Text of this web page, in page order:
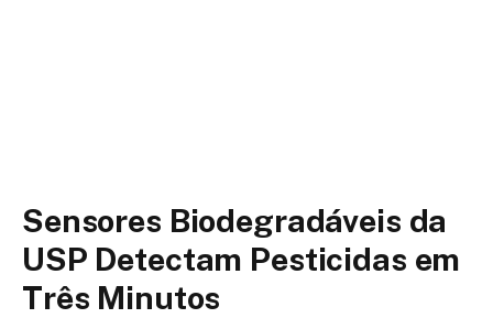
Sensores Biodegradáveis da
USP Detectam Pesticidas em
Três Minutos